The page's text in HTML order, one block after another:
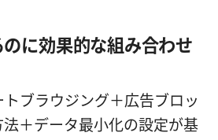
に効果的な組み合わせ
ブラウジング＋広告ブロッ
＋データ最小化の設定が基